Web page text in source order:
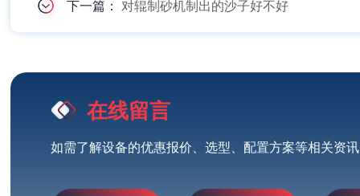
下一篇： 对辊制砂机制出的沙子好不好
在线留言
如需了解设备的优惠报价、选型、配置方案等相关资